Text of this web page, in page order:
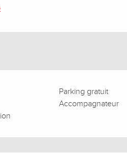
Parking gratuit
Accompagnateur